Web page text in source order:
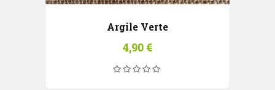
Argile Verte
4,90 €